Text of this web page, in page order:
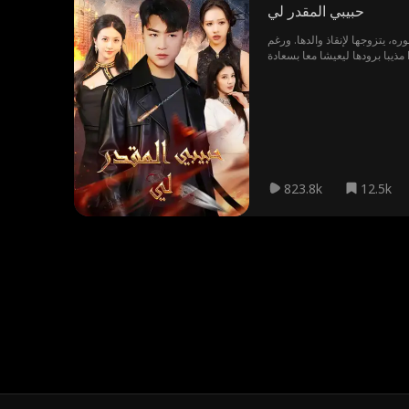
حبيبي المقدر لي
يتزوجها لإنقاذ والدها. ورغم
823.8k 12.5k